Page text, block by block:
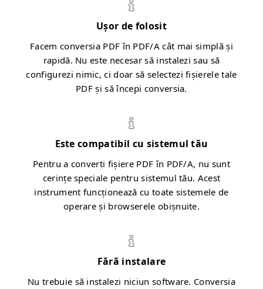
Ușor de folosit
Facem conversia PDF în PDF/A cât mai simplă și
rapidă. Nu este necesar să instalezi sau să
configurezi nimic, ci doar să selectezi fișierele tale
PDF și să începi conversia.
Este compatibil cu sistemul tău
Pentru a converti fișiere PDF în PDF/A, nu sunt
cerințe speciale pentru sistemul tău. Acest
instrument funcționează cu toate sistemele de
operare și browserele obișnuite.
Fără instalare
Nu trebuie să instalezi niciun software. Conversia